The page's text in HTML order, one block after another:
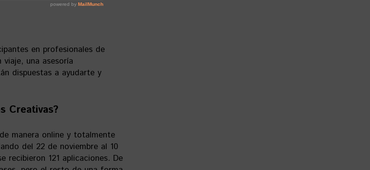
en profesionales de
una asesoría
dispuestas a ayudarte y
Creativas?
manera online y totalmente
del 22 de noviembre al 10
recibieron 121 aplicaciones. De